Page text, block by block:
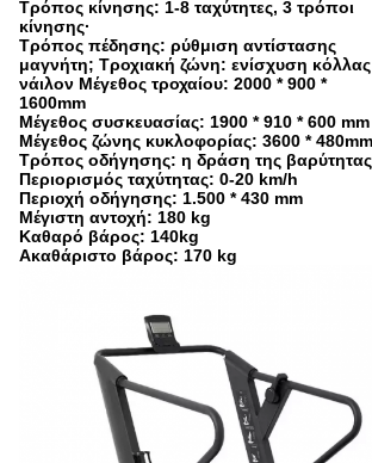
Τρόπος κίνησης: 1-8 ταχύτητες, 3 τρόποι
κίνησης·
Τρόπος πέδησης: ρύθμιση αντίστασης
μαγνήτη; Τροχιακή ζώνη: ενίσχυση κόλλας
νάιλον Μέγεθος τροχαίου: 2000 * 900 *
1600mm
Μέγεθος συσκευασίας: 1900 * 910 * 600 mm
Μέγεθος ζώνης κυκλοφορίας: 3600 * 480mm
Τρόπος οδήγησης: η δράση της βαρύτητας
Περιορισμός ταχύτητας: 0-20 km/h
Περιοχή οδήγησης: 1.500 * 430 mm
Μέγιστη αντοχή: 180 kg
Καθαρό βάρος: 140kg
Ακαθάριστο βάρος: 170 kg